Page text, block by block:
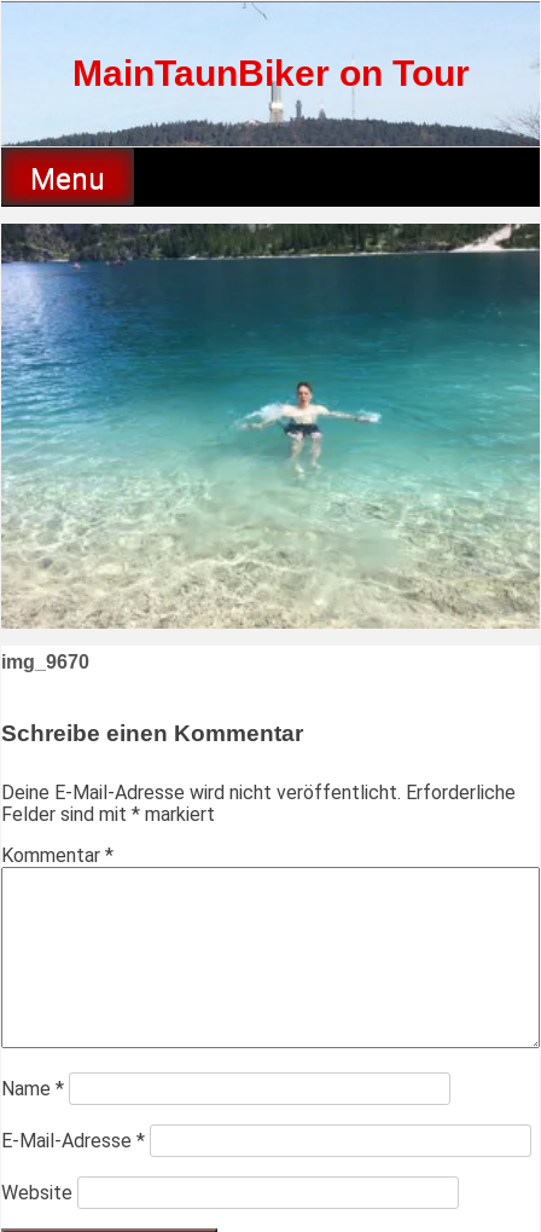
MainTaunBiker on Tour
Menu
Beitragsnavigation
img_9670
Schreibe einen Kommentar
Deine E-Mail-Adresse wird nicht veröffentlicht. Erforderliche
Felder sind mit * markiert
Kommentar *
Name *
E-Mail-Adresse *
Website